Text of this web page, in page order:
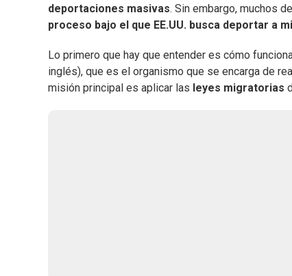
deportaciones masivas. Sin embargo, muchos
proceso bajo el que EE.UU. busca deportar a
Lo primero que hay que entender es cómo
inglés), que es el organismo que se encarga de
misión principal es aplicar las leyes migratorias